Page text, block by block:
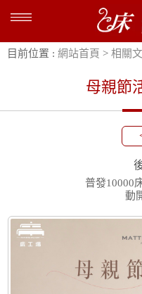
目前位置 : 網站首頁 > 相關
母親節
普發10000
動